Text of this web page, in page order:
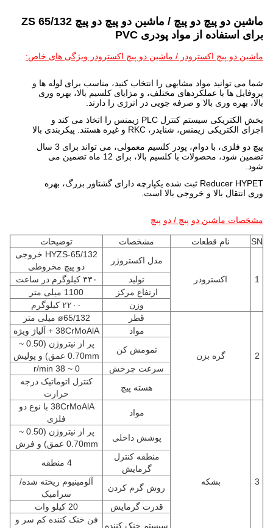
ماشین دو پیچ دو پیچ / ماشین دو پیچ دو پیچ ZS 65/132
برای استفاده از مواد پودری PVC
ماشین دو پیچ اکسترودر / ماشین دو پیچ اکسترودر ویژگی های خاص:
شما می توانید مواد مشابهی را انتخاب کنید، مناسب برای لوله ها و
پروفایل ها با عملکردهای مختلف، و مزایای کلسیم بالا، بهره وری
بالا، بهره وری بالا و صرفه جویی در انرژی را دارند.
بخش الکتریکی سیستم کنترل PLC زیمنس را اتخاذ می کند و
اجزای الکتریکی زیمنس، شنایدر، RKC و غیره هستند. پیکربندی بالا
پیچ دو فلزی، با دوام، پودر کلسیم معمولی، می تواند برای 3 سال
تضمین شود، محصولات با کلسیم بالا، برای 12 ماه تضمین می
شود.
Reducer HYPET ثبت شده یکپارچه دارای گشتاور بزرگ، بهره
وری انتقال بالا و خروجی بالا است.
مشخصات ماشین دو پیچ / دو پیچ
SN نام قطعات مشخصات توضیحات
اکسترودر
مدل اکستروژر
HYZS-65/132 خروجی
دو پیچ مخروطی
تولید
۳۳۰ کیلوگرم در ساعت
ارتفاع مرکز
1100 میلی متر
وزن
۲۲۰۰ کیلوگرم
2 گره بزن
قطر
ø65/132 میلی متر
مواد
38CrMoAlA + آلیاژ ویژه
تمومش کن
پر از نیتروژن (0.50 ~
0.70mm عمق) و پولیش
سرعت چرخش
0 ~ 38 r/min
هسته پیچ
کنترل اتوماتیک درجه
حرارت
3 بشکه
مواد
38CrMoAlA با نوع دو
فلزی
پوشش داخلی
پر از نیتروژن (0.50 ~
0.70mm عمق) و فرش
منطقه کنترل
گرمایش
4 منطقه
روش گرم کردن
آلومینیوم ریخته شده/
سرامیک
قدرت گرمایش
20 کیلو وات
سیستم خنک کننده
فن خنک کننده کم سر و